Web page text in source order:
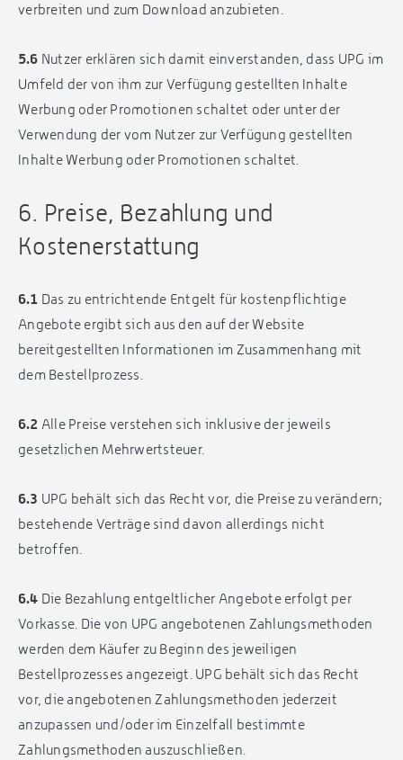
verbreiten und zum Download anzubieten.
5.6 Nutzer erklären sich damit einverstanden, dass UPG im
Umfeld der von ihm zur Verfügung gestellten Inhalte
Werbung oder Promotionen schaltet oder unter der
Verwendung der vom Nutzer zur Verfügung gestellten
Inhalte Werbung oder Promotionen schaltet.
6. Preise, Bezahlung und
Kostenerstattung
6.1 Das zu entrichtende Entgelt für kostenpflichtige
Angebote ergibt sich aus den auf der Website
bereitgestellten Informationen im Zusammenhang mit
dem Bestellprozess.
6.2 Alle Preise verstehen sich inklusive der jeweils
gesetzlichen Mehrwertsteuer.
6.3 UPG behält sich das Recht vor, die Preise zu verändern;
bestehende Verträge sind davon allerdings nicht
betroffen.
6.4 Die Bezahlung entgeltlicher Angebote erfolgt per
Vorkasse. Die von UPG angebotenen Zahlungsmethoden
werden dem Käufer zu Beginn des jeweiligen
Bestellprozesses angezeigt. UPG behält sich das Recht
vor, die angebotenen Zahlungsmethoden jederzeit
anzupassen und/oder im Einzelfall bestimmte
Zahlungsmethoden auszuschließen.